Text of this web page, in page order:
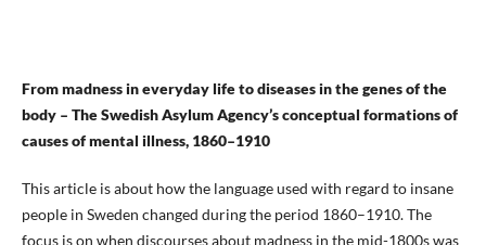
From madness in everyday life to diseases in the genes of the
body – The Swedish Asylum Agency’s conceptual formations of
causes of mental illness, 1860–1910
This article is about how the language used with regard to insane
people in Sweden changed during the period 1860–1910. The
focus is on when discourses about madness in the mid-1800s was